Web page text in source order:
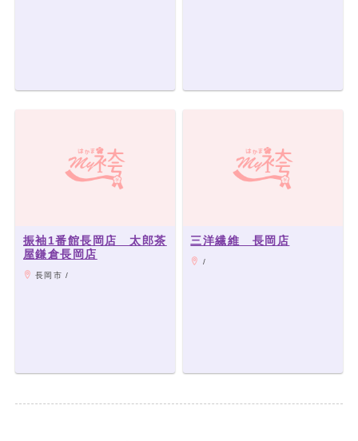
振袖1番館長岡店 太郎茶
屋鎌倉長岡店
長岡市 /
三洋繊維 長岡店
/